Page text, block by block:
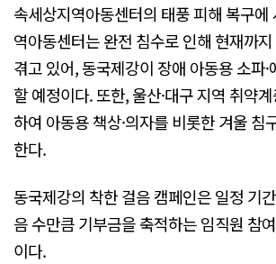
속세상지역아동센터의 태풍 피해 복구에
역아동센터는 완전 침수로 인해 현재까
겪고 있어, 동국제강이 장애 아동용 소파
할 예정이다. 또한, 울산·대구 지역 취약
하여 아동용 책상·의자를 비롯한 겨울 침
한다.
동국제강의 착한 걸음 캠페인은 일정 기
음 수만큼 기부금을 축적하는 임직원 참
이다.